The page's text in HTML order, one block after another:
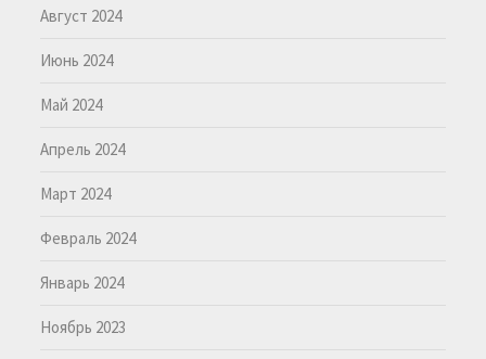
Август 2024
Июнь 2024
Май 2024
Апрель 2024
Март 2024
Февраль 2024
Январь 2024
Ноябрь 2023